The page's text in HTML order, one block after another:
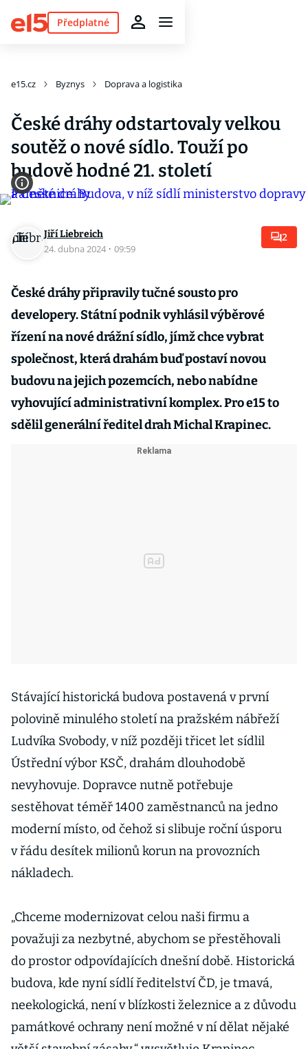
Předplatné
e15.cz Byznys Doprava a logistika
České dráhy odstartovaly velkou
soutěž o nové sídlo. Touží po
budově hodné 21. století
Jiří Liebreich
24. dubna 2024 · 09:59
2
České dráhy připravily tučné sousto pro
developery. Státní podnik vyhlásil výběrové
řízení na nové drážní sídlo, jímž chce vybrat
společnost, která drahám buď postaví novou
budovu na jejich pozemcích, nebo nabídne
vyhovující administrativní komplex. Pro e15 to
sdělil generální ředitel drah Michal Krapinec.
Stávající historická budova postavená v první
polovině minulého století na pražském nábřeží
Ludvíka Svobody, v níž později třicet let sídlil
Ústřední výbor KSČ, drahám dlouhodobě
nevyhovuje. Dopravce nutně potřebuje
sestěhovat téměř 1400 zaměstnanců na jedno
moderní místo, od čehož si slibuje roční úsporu
v řádu desítek milionů korun na provozních
nákladech.
„Chceme modernizovat celou naši firmu a
považuji za nezbytné, abychom se přestěhovali
do prostor odpovídajících dnešní době. Historická
budova, kde nyní sídlí ředitelství ČD, je tmavá,
neekologická, není v blízkosti železnice a z důvodu
památkové ochrany není možné v ní dělat nějaké